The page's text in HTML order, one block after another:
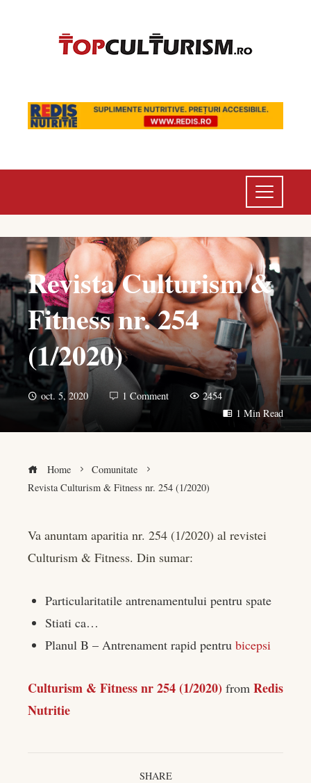
Revista Culturism &
Fitness nr. 254
(1/2020)
oct. 5, 2020 1 Comment
2454
1 Min Read
Home
Comunitate
Revista Culturism & Fitness nr. 254 (1/2020)
Va anuntam aparitia nr. 254 (1/2020) al revistei
Culturism & Fitness. Din sumar:
Particularitatile antrenamentului pentru spate
Stiati ca…
Planul B – Antrenament rapid pentru bicepsi
Culturism & Fitness nr 254 (1/2020) from Redis
Nutritie
SHARE